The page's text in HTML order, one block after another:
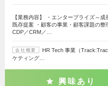
【業務内容】 ・エンタープライズ～成
既存提案 ・顧客の事業・顧客課題の整
CDP／CRM／…
会社概要
HR Tech 事業（
ケティング…
興味あり